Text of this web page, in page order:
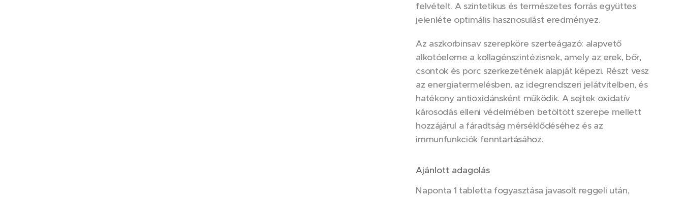
felvételt. A szintetikus és természetes forrás együttes
jelenléte optimális hasznosulást eredményez.
Az aszkorbinsav szerepköre szerteágazó: alapvető
alkotóeleme a kollagénszintézisnek, amely az erek, bőr,
csontok és porc szerkezetének alapját képezi. Részt vesz
az energiatermelésben, az idegrendszeri jelátvitelben, és
hatékony antioxidánsként működik. A sejtek oxidatív
károsodás elleni védelmében betöltött szerepe mellett
hozzájárul a fáradtság mérséklődéséhez és az
immunfunkciók fenntartásához.
Ajánlott adagolás
Naponta 1 tabletta fogyasztása javasolt reggeli után,